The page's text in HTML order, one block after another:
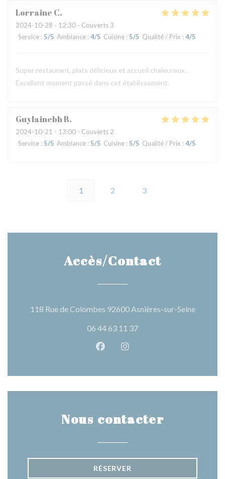
Lorraine C
2024-10-28 - 12:30 - Couverts 3
Service : 5/5 Ambiance : 4/5 Cuisine : 5/5 Qualité / Prix : 4/5
Super restaurant, plats délicieux et accueil chaleureux .
Excellent moment passé dans cet établissement.
GuylainebhB
2024-10-21 - 13:00 - Couverts 2
Service : 5/5 Ambiance : 5/5 Cuisine : 5/5 Qualité / Prix : 4/5
1 2 3
Accès/Contact
118 Rue de Colombes 92600 Asnières-sur-Seine((ouvre
06 44 63 11 37
Facebook ((ouvre une
Instagram ((ouvre une
Nous contacter
RÉSERVER